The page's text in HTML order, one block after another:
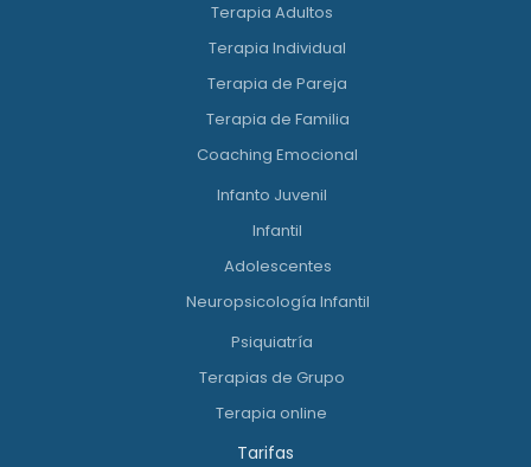
Terapia Adultos
Terapia Individual
Terapia de Pareja
Terapia de Familia
Coaching Emocional
Infanto Juvenil
Infantil
Adolescentes
Neuropsicología Infantil
Psiquiatría
Terapias de Grupo
Terapia online
Tarifas